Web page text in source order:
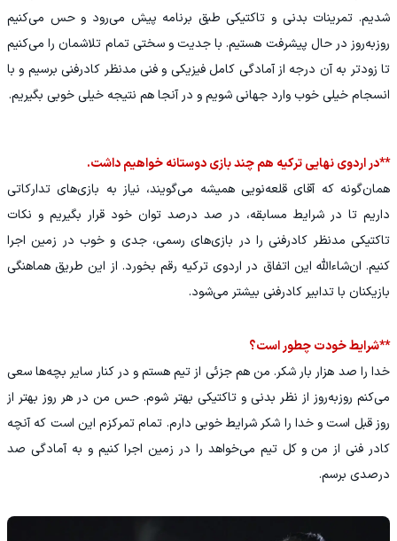
شدیم. تمرینات بدنی و تاکتیکی طبق برنامه پیش می‌رود و حس می‌کنیم
روزبه‌روز در حال پیشرفت هستیم. با جدیت و سختی تمام تلاشمان را می‌کنیم
تا زودتر به آن درجه از آمادگی کامل فیزیکی و فنی مدنظر کادرفنی برسیم و با
انسجام خیلی خوب وارد جهانی شویم و در آنجا هم نتیجه خیلی خوبی بگیریم.
**در اردوی نهایی ترکیه هم چند بازی دوستانه خواهیم داشت.
همان‌گونه که آقای قلعه‌نویی همیشه می‌گویند، نیاز به بازی‌های تدارکاتی
داریم تا در شرایط مسابقه، در صد درصد توان خود قرار بگیریم و نکات
تاکتیکی مدنظر کادرفنی را در بازی‌های رسمی، جدی و خوب در زمین اجرا
کنیم. ان‌شاءالله این اتفاق در اردوی ترکیه رقم بخورد. از این طریق هماهنگی
بازیکنان با تدابیر کادرفنی بیشتر می‌شود.
**شرایط خودت چطور است؟
خدا را صد هزار بار شکر. من هم جزئی از تیم هستم و در کنار سایر بچه‌ها سعی
می‌کنم روزبه‌روز از نظر بدنی و تاکتیکی بهتر شوم. حس من در هر روز بهتر از
روز قبل است و خدا را شکر شرایط خوبی دارم. تمام تمرکزم این است که آنچه
کادر فنی از من و کل تیم می‌خواهد را در زمین اجرا کنیم و به آمادگی صد
درصدی برسم.